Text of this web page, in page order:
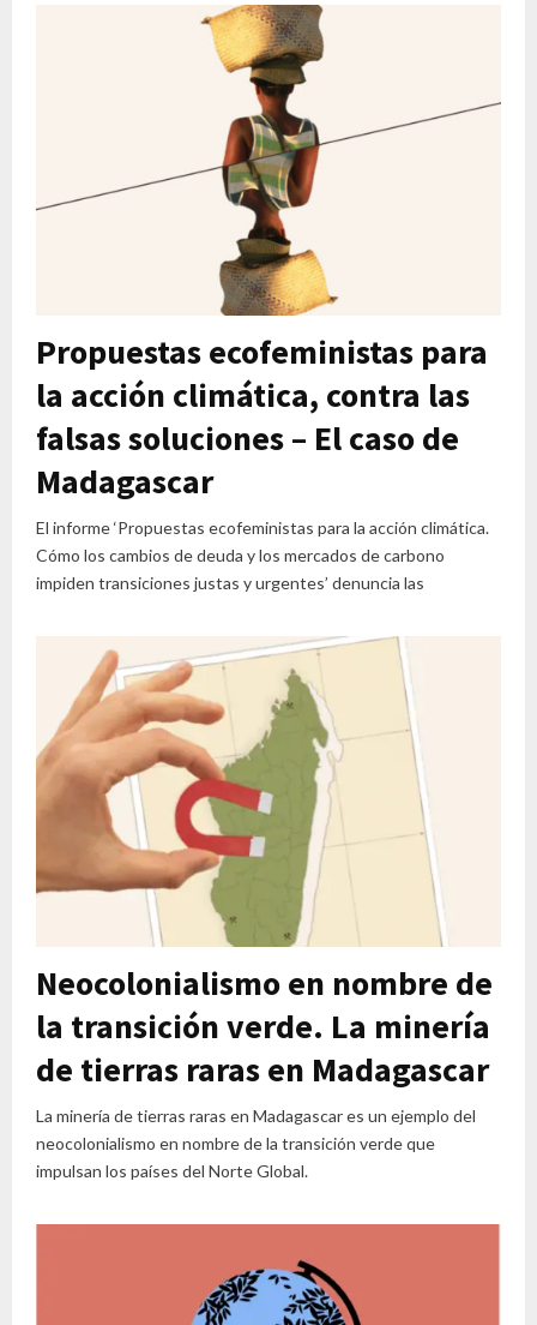
Propuestas ecofeministas para
la acción climática, contra las
falsas soluciones – El caso de
Madagascar
El informe ‘Propuestas ecofeministas para la acción climática.
Cómo los cambios de deuda y los mercados de carbono
impiden transiciones justas y urgentes’ denuncia las
Neocolonialismo en nombre de
la transición verde. La minería
de tierras raras en Madagascar
La minería de tierras raras en Madagascar es un ejemplo del
neocolonialismo en nombre de la transición verde que
impulsan los países del Norte Global.